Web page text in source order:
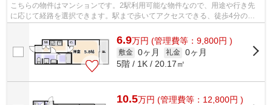
こちらの物件はマンションです。2駅利用可能な物件なので、用途や行き先
に応じて経路を選択できます。駅まで歩いてアクセスできる、徒歩4分の距
離に立地する物件です。共用部にはエレ...
6.9万円 (管理費等：9,800円 )
敷金 0ヶ月 礼金 0ヶ月
5階 / 1K / 20.17㎡
10.5万円 (管理費等：12,800円 )